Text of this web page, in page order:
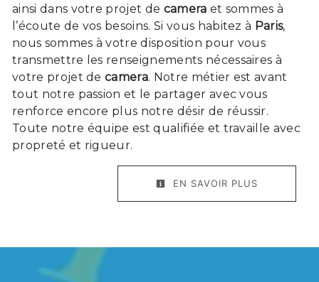
ainsi dans votre projet de camera et sommes à
l’écoute de vos besoins. Si vous habitez à Paris,
nous sommes à votre disposition pour vous
transmettre les renseignements nécessaires à
votre projet decamera. Notre métier est avant
tout notre passion et le partager avec vous
renforce encore plus notre désir de réussir.
Toute notre équipe est qualifiée et travaille avec
propreté et rigueur.
EN SAVOIR PLUS